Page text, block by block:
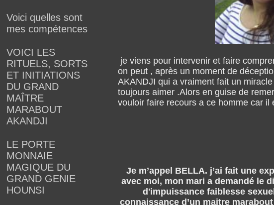
Voici quelles sont
mes compétences
VOICI LES
RITUELS, SORTS
ET INITIATIONS
DU GRAND
MAÎTRE
MARABOUT
AKANDJI
LE PORTE
MONNAIE
MAGIQUE DU
GRAND GENIE
HOUNSI
je viens pour intervenir et faire
on peut , après un moment de
AKANDJI qui a vraiment fait un
toujours aimer .Alors en guise de
vouloir faire recours a ce homme car
Je m’appel BELLA. j’ai fait une
avec moi, mon mari a demandé le
d'impuissance faiblesse
connaissance d’un maitre